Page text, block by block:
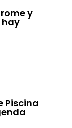
y
hay
Piscina